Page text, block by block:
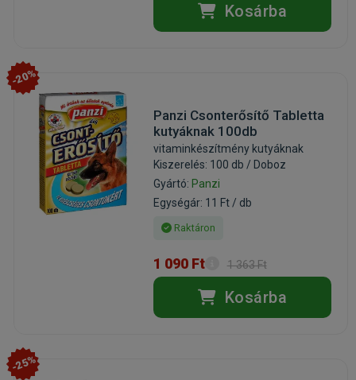
Kosárba
-20%
Panzi Csonterősítő Tabletta
kutyáknak 100db
vitaminkészítmény kutyáknak
Kiszerelés: 100 db / Doboz
Gyártó: Panzi
Egységár: 11 Ft / db
Raktáron
1 090 Ft 1 363 Ft
Kosárba
-25%